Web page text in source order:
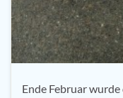
Ende Februar